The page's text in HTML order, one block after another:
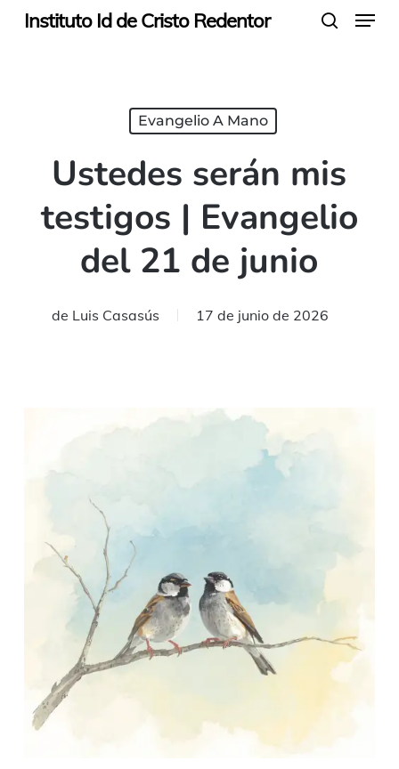
SkipInstituto Id de Cristo Redentor Menu
Evangelio A Mano
Ustedes serán mis
testigos | Evangelio
del 21 de junio
de Luis Casasús 17 de junio de 2026